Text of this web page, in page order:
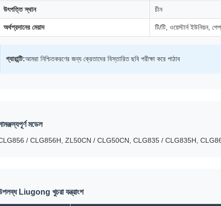
উৎপত্তি স্থান চীন
অর্থপ্রদানের মেয়াদ টি/টি, ওয়েস্টার্ন ইউনিয়ন,
গ্যারান্টি:আমরা নিশ্চিতকরণের জন্য ক্রেতাদের বিস্তারিত ছবি পরীক্ষা করে পাঠাব
মডেল
/ CLG856H, ZL50CN / CLG50CN, CLG835 / CLG835H,
Liugong খুচরা যন্ত্রাংশ